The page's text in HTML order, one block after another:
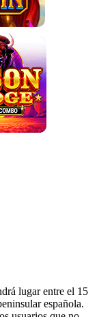
lugar entre el 15
española.